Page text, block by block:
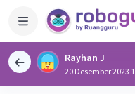
Rayhan J
20 Desember 2023